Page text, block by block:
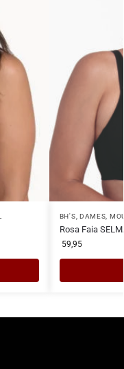
BH'S DAMES
Rosa Faia
59,95